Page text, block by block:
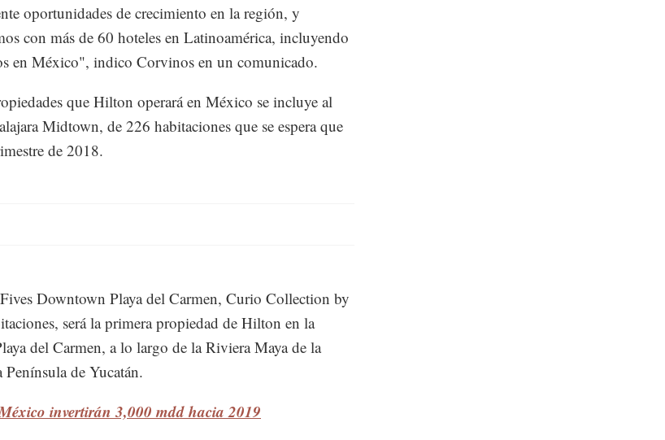
oportunidades de crecimiento en la región, y
con más de 60 hoteles en Latinoamérica, incluyendo
en México", indico Corvinos en un comunicado.
que Hilton operará en México se incluye al
Midtown, de 226 habitaciones que se espera que
de 2018.
Downtown Playa del Carmen, Curio Collection by
será la primera propiedad de Hilton en la
del Carmen, a lo largo de la Riviera Maya de la
Península de Yucatán.
invertirán 3,000 mdd hacia 2019